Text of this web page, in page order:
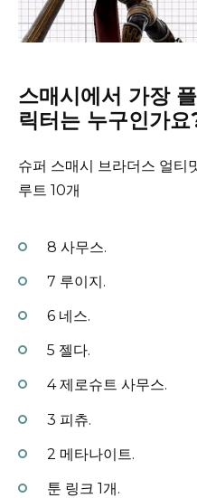
스매시에서 가장
릭터는 누구인가요
슈퍼 스매시 브라더스 얼티
루트 10개
8 사무스.
7 루이지.
6 네스.
5 젤다.
4 제로슈트 사무스.
3 피츄.
2 메타나이트.
툰 링크 1개.